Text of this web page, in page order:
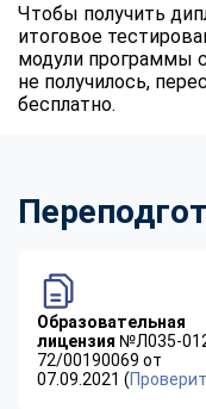
Чтобы получить
итоговое
модули программы
не получилось,
бесплатно.
Образовательная
лицензия №Л035-
72/00190069 от
07.09.2021 (